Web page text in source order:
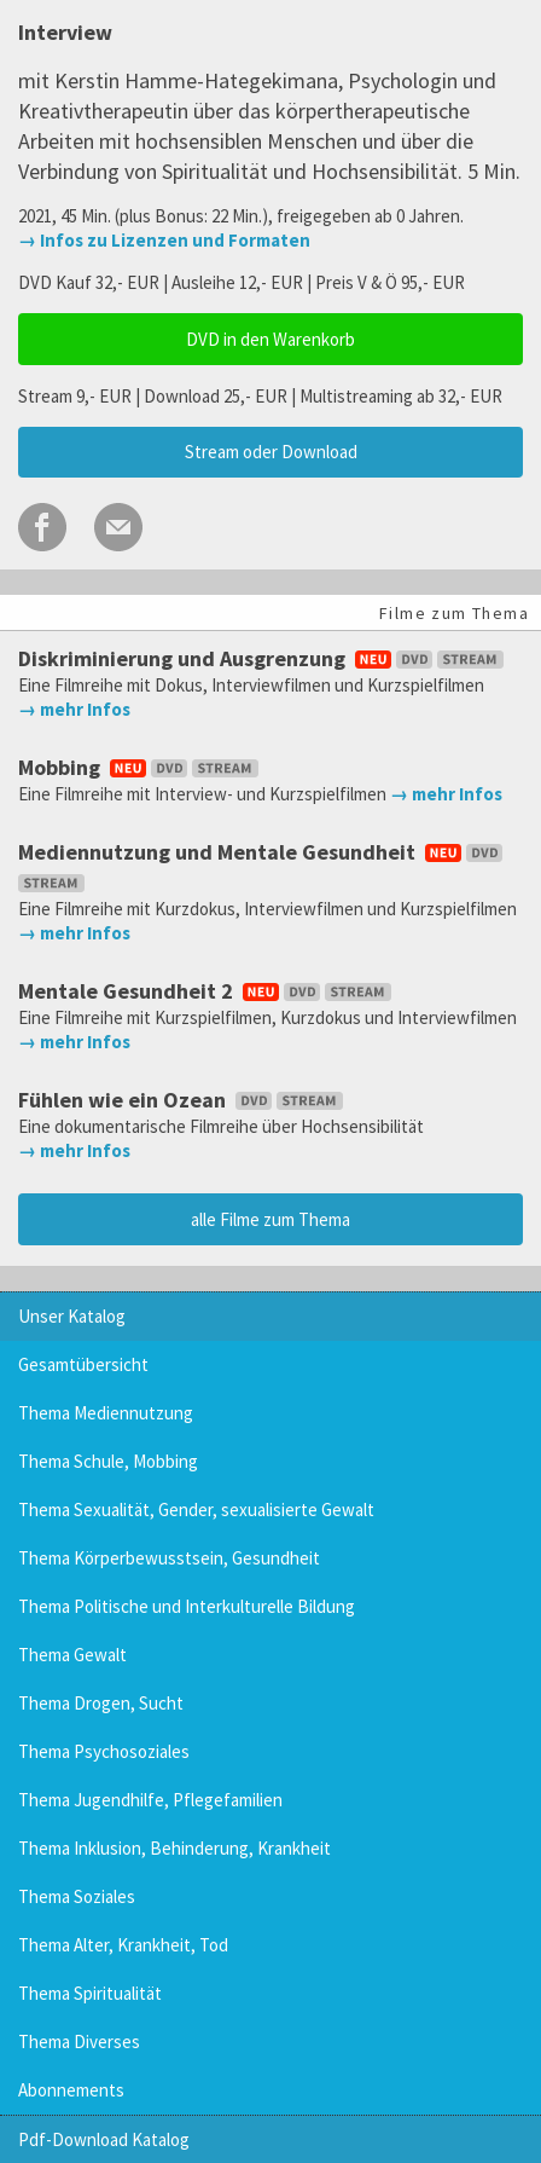
Interview
mit Kerstin Hamme-Hategekimana, Psychologin und
Kreativtherapeutin über das körpertherapeutische
Arbeiten mit hochsensiblen Menschen und über die
Verbindung von Spiritualität und Hochsensibilität. 5 Min.
2021, 45 Min. (plus Bonus: 22 Min.), freigegeben ab 0 Jahren.
→ Infos zu Lizenzen und Formaten
DVD Kauf 32,- EUR | Ausleihe 12,- EUR | Preis V & Ö 95,- EUR
DVD in den Warenkorb
Stream 9,- EUR | Download 25,- EUR | Multistreaming ab 32,- EUR
Stream oder Download
Filme zum Thema
Diskriminierung und Ausgrenzung
Eine Filmreihe mit Dokus, Interviewfilmen und Kurzspielfilmen
→ mehr Infos
Mobbing
Eine Filmreihe mit Interview- und Kurzspielfilmen → mehr Infos
Mediennutzung und Mentale Gesundheit
Eine Filmreihe mit Kurzdokus, Interviewfilmen und Kurzspielfilmen
→ mehr Infos
Mentale Gesundheit 2
Eine Filmreihe mit Kurzspielfilmen, Kurzdokus und Interviewfilmen
→ mehr Infos
Fühlen wie ein Ozean
Eine dokumentarische Filmreihe über Hochsensibilität
→ mehr Infos
alle Filme zum Thema
Unser Katalog
Gesamtübersicht
Thema Mediennutzung
Thema Schule, Mobbing
Thema Sexualität, Gender, sexualisierte Gewalt
Thema Körperbewusstsein, Gesundheit
Thema Politische und Interkulturelle Bildung
Thema Gewalt
Thema Drogen, Sucht
Thema Psychosoziales
Thema Jugendhilfe, Pflegefamilien
Thema Inklusion, Behinderung, Krankheit
Thema Soziales
Thema Alter, Krankheit, Tod
Thema Spiritualität
Thema Diverses
Abonnements
Pdf-Download Katalog